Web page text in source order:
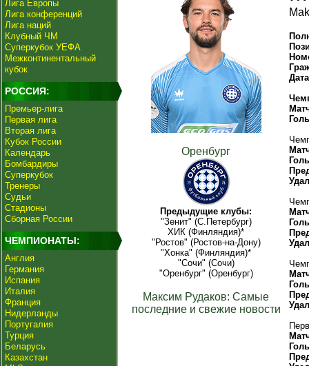
Лига Европы
Лига конференций
Лига наций
Клубный ЧМ
Суперкубок УЕФА
Межконтинентальный
кубок
РОССИЯ:
Премьер-лига
Первая лига
Вторая лига
Кубок России
Календарь
Бомбардиры
Суперкубок
Тренеры
Судьи
Стадионы
Сборная России
ЧЕМПИОНАТЫ:
Англия
Германия
Испания
Италия
Франция
Нидерланды
Португалия
Турция
Беларусь
Казахстан
Оренбург
Предыдущие клубы:
"Зенит" (С.Петербург)
ХИК (Финляндия)*
"Ростов" (Ростов-на-Дону)
"Хонка" (Финляндия)*
"Сочи" (Сочи)
"Оренбург" (Оренбург)
Максим Рудаков: Самые
последние и свежие новости